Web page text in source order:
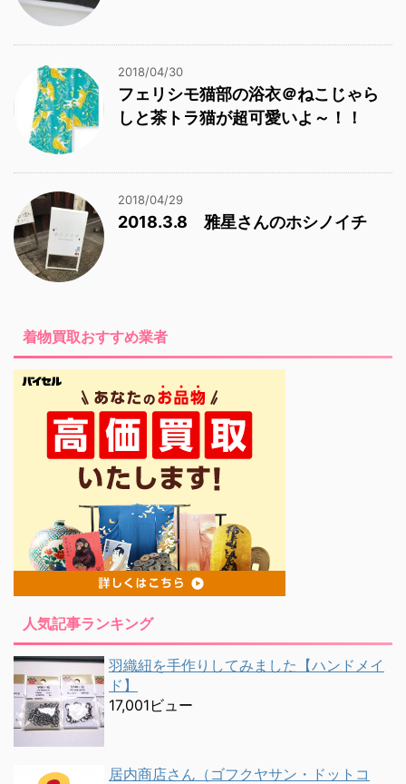
2018/04/30
フェリシモ猫部の浴衣＠ねこじゃら
しと茶トラ猫が超可愛いよ～！！
2018/04/29
2018.3.8 雅星さんのホシノイチ
着物買取おすすめ業者
人気記事ランキング
羽織紐を手作りしてみました【ハンドメイ
ド】
17,001ビュー
居内商店さん（ゴフクヤサン・ドットコ